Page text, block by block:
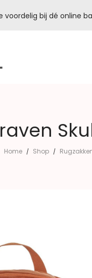
bij dé online
Home / Shop /